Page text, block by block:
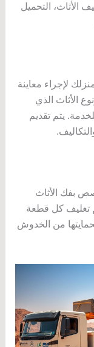
الأثاث، التحميل
لإجراء معاينة
الأثاث الذي
يتم تقديم
بفك الأثاث
تغليف كل قطعة
من الخدوش